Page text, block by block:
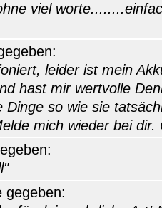
viel
leider ist mein
hast mir wertvolle
Dinge so wie sie
mich wieder bei dir.
gegeben: